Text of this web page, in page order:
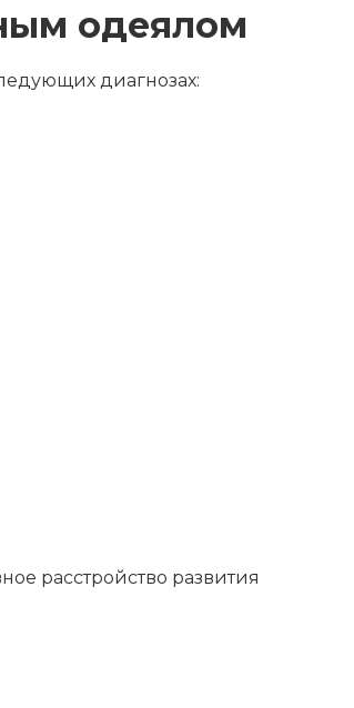
одеялом
диагнозах:
расстройство развития